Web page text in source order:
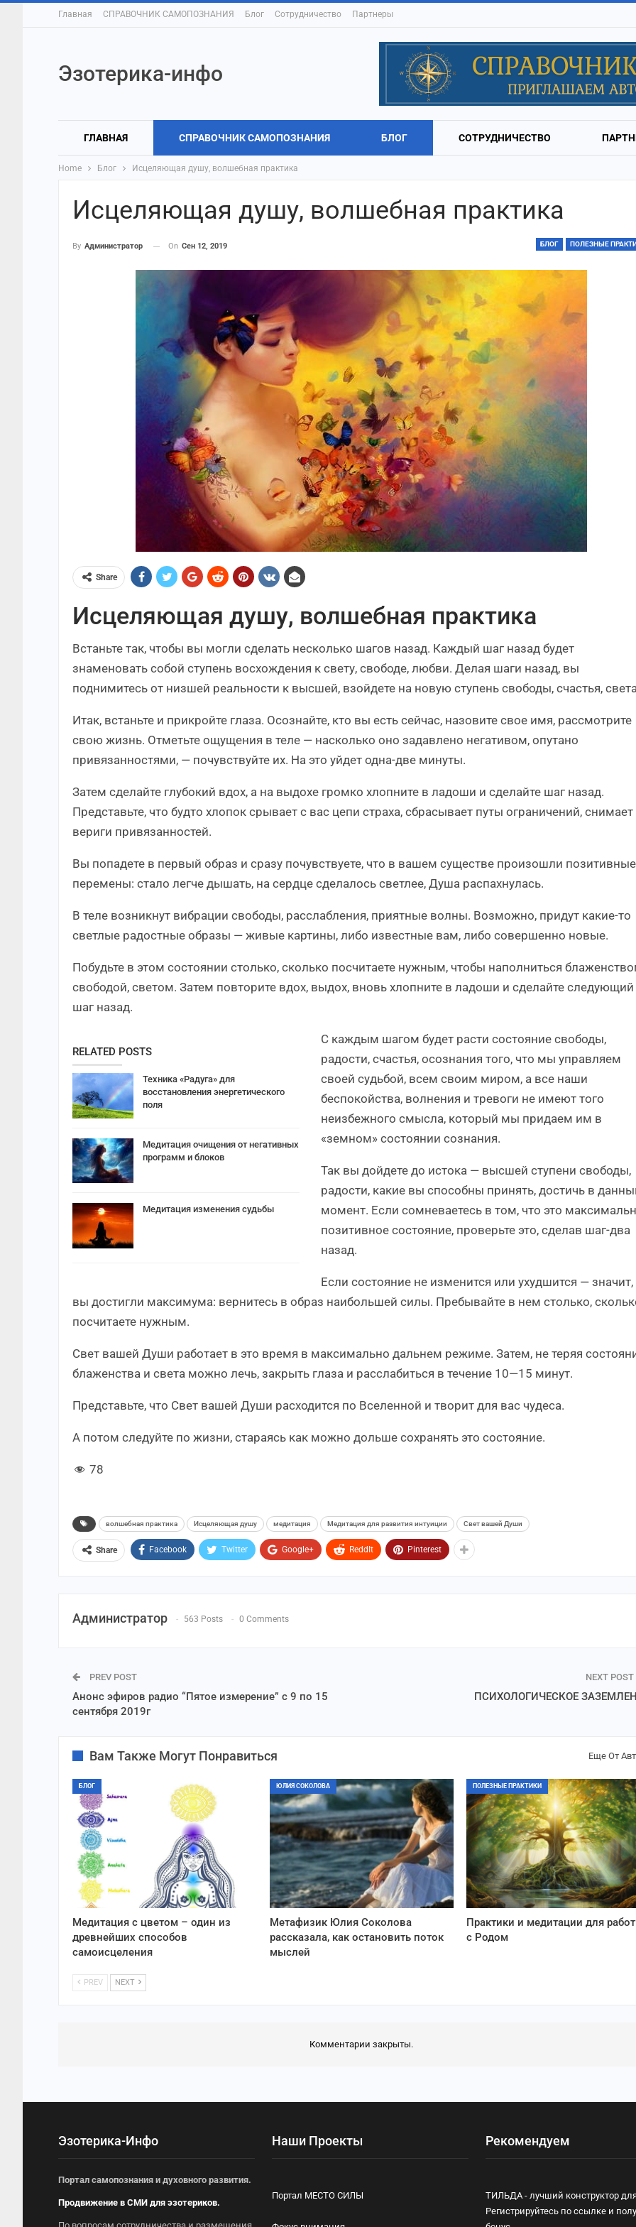
Главная СПРАВОЧНИК САМОПОЗНАНИЯ Блог Сотрудничество Партнеры
Эзотерика-инфо
ГЛАВНАЯ СПРАВОЧНИК САМОПОЗНАНИЯ БЛОГ СОТРУДНИЧЕСТВО
Home Блог Исцеляющая душу, волшебная практика
Исцеляющая душу, волшебная практика
БЛОГ ПОЛЕЗНЫЕ
By Администратор On Сен 12, 2019
Share
Исцеляющая душу, волшебная практика
Встаньте так, чтобы вы могли сделать несколько шагов назад. Каждый шаг назад будет
знаменовать собой ступень восхождения к свету, свободе, любви. Делая шаги назад, вы
поднимитесь от низшей реальности к высшей, взойдете на новую ступень свободы, счастья,
Итак, встаньте и прикройте глаза. Осознайте, кто вы есть сейчас, назовите свое имя, рассмотрите
свою жизнь. Отметьте ощущения в теле — насколько оно задавлено негативом, опутано
привязанностями, — почувствуйте их. На это уйдет одна-две минуты.
Затем сделайте глубокий вдох, а на выдохе громко хлопните в ладоши и сделайте шаг назад.
Представьте, что будто хлопок срывает с вас цепи страха, сбрасывает путы ограничений, снимает
вериги привязанностей.
Вы попадете в первый образ и сразу почувствуете, что в вашем существе произошли позитивные
перемены: стало легче дышать, на сердце сделалось светлее, Душа распахнулась.
В теле возникнут вибрации свободы, расслабления, приятные волны. Возможно, придут какие-то
светлые радостные образы — живые картины, либо известные вам, либо совершенно новые.
Побудьте в этом состоянии столько, сколько посчитаете нужным, чтобы наполниться
свободой, светом. Затем повторите вдох, выдох, вновь хлопните в ладоши и сделайте следующий
шаг назад.
RELATED POSTS
Техника «Радуга» для
восстановления энергетического
поля
Медитация очищения от негативных
программ и блоков
Медитация изменения судьбы
С каждым шагом будет расти состояние свободы,
радости, счастья, осознания того, что мы управляем
своей судьбой, всем своим миром, а все наши
беспокойства, волнения и тревоги не имеют того
неизбежного смысла, который мы придаем им в
«земном» состоянии сознания.
Так вы дойдете до истока — высшей ступени свободы,
радости, какие вы способны принять, достичь в
момент. Если сомневаетесь в том, что это
позитивное состояние, проверьте это, сделав шаг-два
назад.
Если состояние не изменится или ухудшится — значит,
вы достигли максимума: вернитесь в образ наибольшей силы. Пребывайте в нем столько,
посчитаете нужным.
Свет вашей Души работает в это время в максимально дальнем режиме. Затем, не теряя
блаженства и света можно лечь, закрыть глаза и расслабиться в течение 10—15 минут.
Представьте, что Свет вашей Души расходится по Вселенной и творит для вас чудеса.
А потом следуйте по жизни, стараясь как можно дольше сохранять это состояние.
78
волшебная практика Исцеляющая душу медитация Медитация для развития интуиции Свет вашей Души
Share Facebook Twitter Google+ ReddIt Pinterest
Администратор 563 Posts 0 Comments
PREV POST
Анонс эфиров радио “Пятое измерение” с 9 по 15
сентября 2019г
NEXT POST
ПСИХОЛОГИЧЕСКОЕ
Вам Также Могут Понравиться Еще От
БЛОГ
Медитация с цветом – один из
древнейших способов
самоисцеления
ЮЛИЯ СОКОЛОВА
Метафизик Юлия Соколова
рассказала, как остановить поток
мыслей
ПОЛЕЗНЫЕ ПРАКТИКИ
Практики и медитации для
с Родом
PREV NEXT
Комментарии закрыты.
Эзотерика-Инфо
Портал самопознания и духовного развития.
Продвижение в СМИ для эзотериков.
Наши Проекты
Портал МЕСТО СИЛЫ
Рекомендуем
ТИЛЬДА - лучший конструктор
Регистрируйтесь по ссылке и